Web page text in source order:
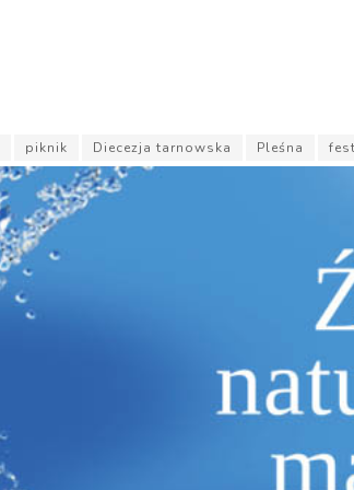
piknik Diecezja tarnowska Pleśna